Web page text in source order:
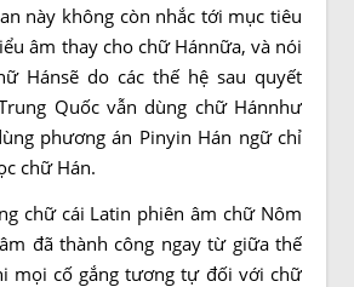
này không còn nhắc tới mục tiêu
âm thay cho chữ Hánnữa, và nói
Hánsẽ do các thế hệ sau quyết
Quốc vẫn dùng chữ Hánnhư
phương án Pinyin Hán ngữ chỉ
chữ Hán.
chữ cái Latin phiên âm chữ Nôm
đã thành công ngay từ giữa thế
mọi cố gắng tương tự đối với chữ